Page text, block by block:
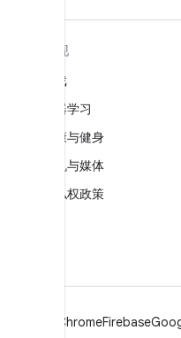
发现
游戏
机器学习
健康与健身
相机与媒体
隐私权政策
ChromeFirebase